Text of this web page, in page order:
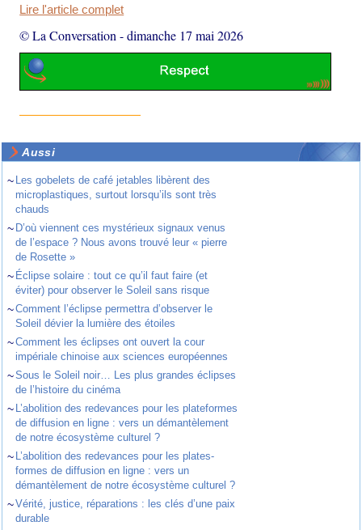
Lire l'article complet
© La Conversation -dimanche 17 mai 2026
Aussi
~ Les gobelets de café jetables libèrent des
microplastiques, surtout lorsqu’ils sont très
chauds
~ D’où viennent ces mystérieux signaux venus
de l’espace ? Nous avons trouvé leur « pierre
de Rosette »
~ Éclipse solaire : tout ce qu’il faut faire (et
éviter) pour observer le Soleil sans risque
~Comment l’éclipse permettra d’observer le
Soleil dévier la lumière des étoiles
~Comment les éclipses ont ouvert la cour
impériale chinoise aux sciences européennes
~Sous le Soleil noir… Les plus grandes éclipses
de l’histoire du cinéma
~ L’abolition des redevances pour les plateformes
de diffusion en ligne : vers un démantèlement
de notre écosystème culturel ?
~ L’abolition des redevances pour les plates-
formes de diffusion en ligne : vers un
démantèlement de notre écosystème culturel ?
~Vérité, justice, réparations : les clés d’une paix
durable